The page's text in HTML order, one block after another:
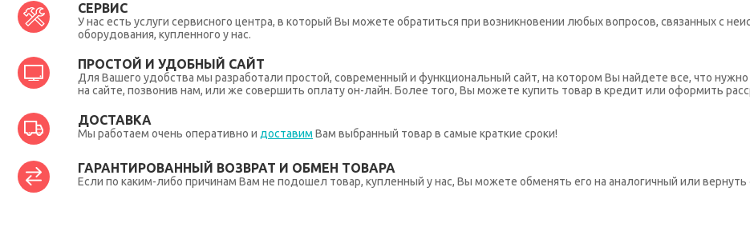
СЕРВИС
У нас есть услуги сервисного центра, в который Вы можете обратиться при возникновении любых вопросов, связанных с
оборудования, купленного у нас.
ПРОСТОЙ И УДОБНЫЙ САЙТ
Для Вашего удобства мы разработали простой, современный и функциональный сайт, на котором Вы найдете все, что
на сайте, позвонив нам, или же совершить оплату он-лайн. Более того, Вы можете купить товар в кредит или оформить
ДОСТАВКА
Мы работаем очень оперативно и доставим Вам выбранный товар в самые краткие сроки!
ГАРАНТИРОВАННЫЙ ВОЗВРАТ И ОБМЕН ТОВАРА
Если по каким-либо причинам Вам не подошел товар, купленный у нас, Вы можете обменять его на аналогичный или